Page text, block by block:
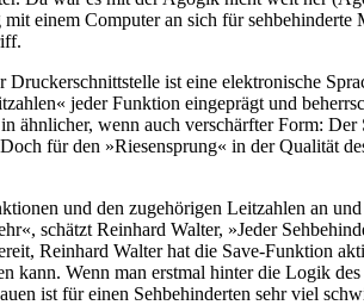
einem Computer an sich für
ist eine elektronische
jeder Funktion eingeprägt und
ähnlicher, wenn auch verschärfter Form:
für den »Riesensprung« in der Qualität
und den zugehörigen Leitzahlen an
schätzt Reinhard Walter, »Jeder
Reinhard Walter hat die Save-Funktion
kann. Wenn man erstmal hinter die Logik
ist für einen Sehbehinderten sehr viel